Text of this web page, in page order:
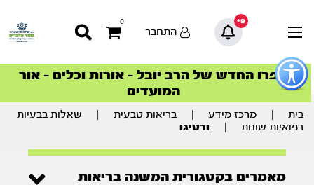
כפתור
לפתיחת
תפריט
9+
0
התחבר
סדרות הפודקאסטים
הסדרה המובילה החודש – דרך המלך
ספרו החדש של הרב יובל – אורות וכלים – אור
המועדים
הצטרפו למהפכת הבריאות הטבעית >
סדרות הפודקאסטים
הסדרה המובילה החודש – דרך המלך
בית מרכז מידע בריאות טבעית
שאלות בבעיות
רפואיות שונות
ורטיגו
מאמרים בקטגורית המשנה בריאות